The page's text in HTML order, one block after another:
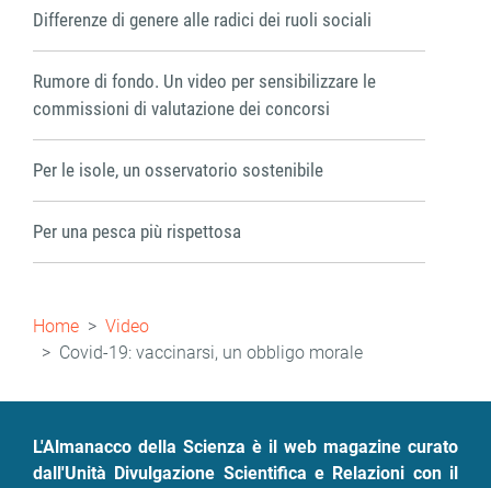
Differenze di genere alle radici dei ruoli sociali
Rumore di fondo. Un video per sensibilizzare le
commissioni di valutazione dei concorsi
Per le isole, un osservatorio sostenibile
Per una pesca più rispettosa
Briciole
di
pane
Home
Video
Covid-19: vaccinarsi, un obbligo morale
L'Almanacco della Scienza è il web magazine curato
dall'Unità Divulgazione Scientifica e Relazioni con il